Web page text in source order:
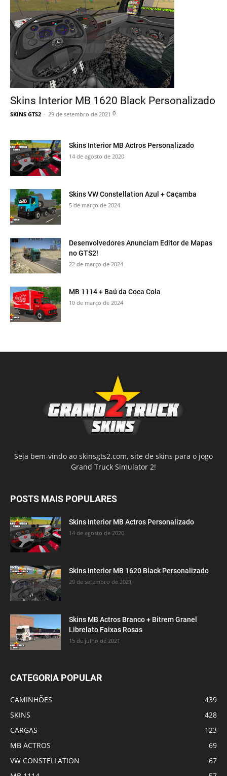
Skins Interior MB 1620 Black Personalizado
SKINS GTS2 - 29 de setembro de 2021 0
Skins Interior MB Actros Personalizado
14 de agosto de 2020
Skins VW Constellation Azul + Caçamba
5 de março de 2024
Desenvolvedores Anunciam Editor de Mapas
no GTS2!
22 de março de 2024
MB 1114 + Baú da Coca Cola
10 de março de 2024
Seja bem-vindo ao skinsgts2.com, site de skins para o jogo
Grand Truck Simulator 2!
POSTS MAIS POPULARES
Skins Interior MB Actros Personalizado
14 de agosto de 2020
Skins Interior MB 1620 Black Personalizado
29 de setembro de 2021
Skins MB Actros Branco + Bitrem Granel
Librelato Faixas Rosas
15 de julho de 2021
CATEGORIA POPULAR
CAMINHÕES
439
SKINS
428
CARGAS
123
MB ACTROS
69
VW CONSTELLATION
67